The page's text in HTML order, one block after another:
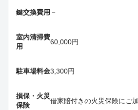
鍵交換費用 －
室内清掃費
用
60,000円
駐車場料金3,300円
損保・ 火災
保険
借家賠付きの火災保険にご